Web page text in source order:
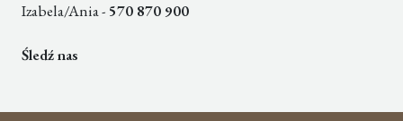
Izabela/Ania - 570 870 900
Śledź nas